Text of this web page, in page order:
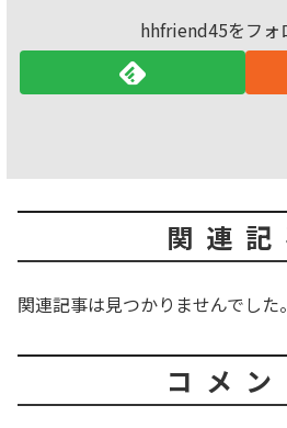
hhfriend45をフォ
関連記
関連記事は見つかりませんでした。
コメン